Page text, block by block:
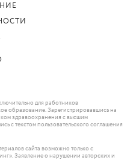
для работников
образование. Зарегистрировавшись на
здравоохранения с высшим
с текстом пользовательского соглашения
сайта возможно только с
Заявление о нарушении авторских и